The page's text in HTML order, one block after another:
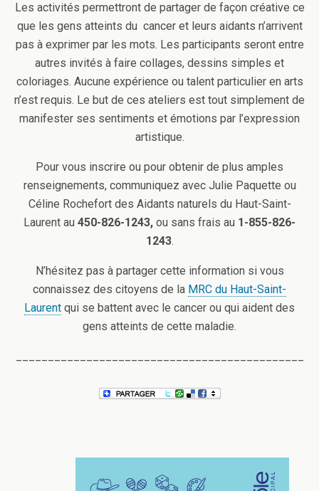
Les activités permettront de partager de façon créative ce
que les gens atteints du cancer et leurs aidants n’arrivent
pas à exprimer par les mots. Les participants seront entre
autres invités à faire collages, dessins simples et
coloriages. Aucune expérience ou talent particulier en arts
n’est requis. Le but de ces ateliers est tout simplement de
manifester ses sentiments et émotions par l’expression
artistique.
Pour vous inscrire ou pour obtenir de plus amples
renseignements, communiquez avec Julie Paquette ou
Céline Rochefort des Aidants naturels du Haut-Saint-
Laurent au 450-826-1243, ou sans frais au 1-855-826-
1243.
N’hésitez pas à partager cette information si vous
connaissez des citoyens de la MRC du Haut-Saint-
Laurent qui se battent avec le cancer ou qui aident des
gens atteints de cette maladie.